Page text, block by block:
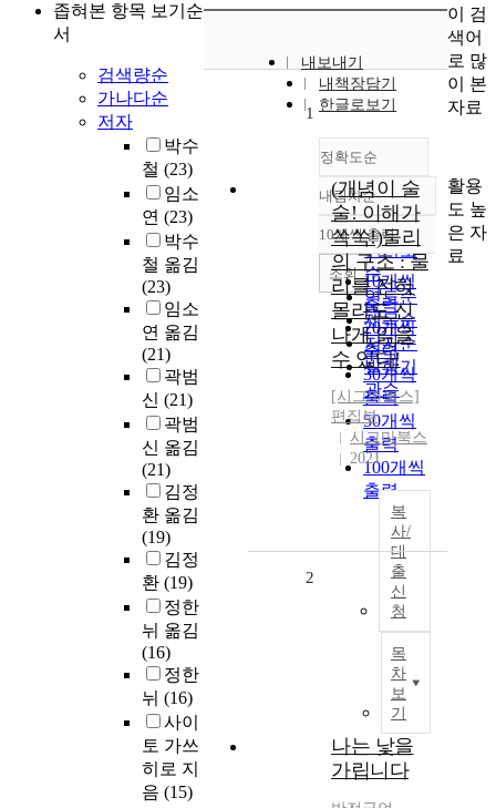
좁혀본 항목 보기순
서
검색량순
가나다순
저자
박수
철 (23)
임소
연 (23)
박수
철 옮김
(23)
임소
연 옮김
(21)
곽범
신 (21)
곽범
신 옮김
(21)
김정
환 옮김
(19)
김정
환 (19)
정한
뉘 옮김
(16)
정한
뉘 (16)
사이
토 가쓰
히로 지
음 (15)
내보내기
내책장담기
한글로보기
정확도순
정확도
순
인기도
순
연도순
제목순
저자순
발행기
관순
내림차순
내림차순
10개씩 출력
10개씩
출력
20개씩
출력
30개씩
출력
50개씩
출력
100개씩
출력
조회
1
(개념이 술
술! 이해가
쏙쏙!)물리
의 구조 : 물
리를 전혀
몰라도 신
나게 읽을
수 있다!
[시그마북스]
편집부
시그마북스
2021
복
사/
대
출
신
청
목
차
보
기
2
나는 낯을
가립니다
이 검
색어
로 많
이 본
자료
활용
도 높
은 자
료